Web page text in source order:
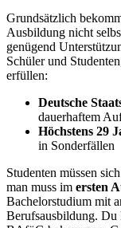
Grundsätzlich
Ausbildung nicht
genügend
Schüler und
erfüllen:
Deutsche
dauerhaftem
Höchstens 29
in Sonderfällen
Studenten müssen
man muss im ersten
Bachelorstudium mit
Berufsausbildung. Du